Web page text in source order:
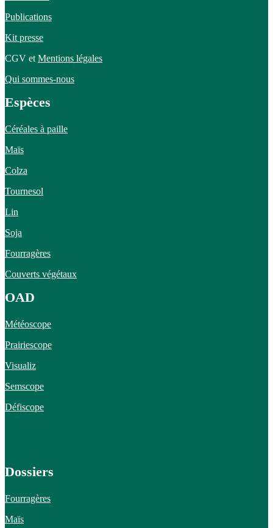
Publications
Kit presse
CGV et Mentions légales
Qui sommes-nous
Espèces
Céréales à paille
Maïs
Colza
Tournesol
Lin
Soja
Fourragères
Couverts végétaux
OAD
Météoscope
Prairiescope
Visualiz
Semscope
Défiscope
Dossiers
Fourragères
Maïs